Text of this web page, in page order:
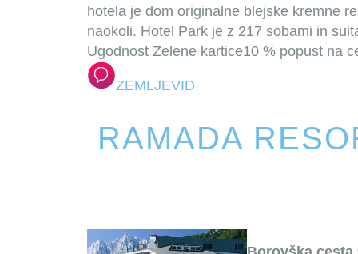
hotela je dom originalne blejske kremne
naokoli. Hotel Park je z 217 sobami in
Ugodnost Zelene kartice10 % popust na
ZEMLJEVID
RAMADA